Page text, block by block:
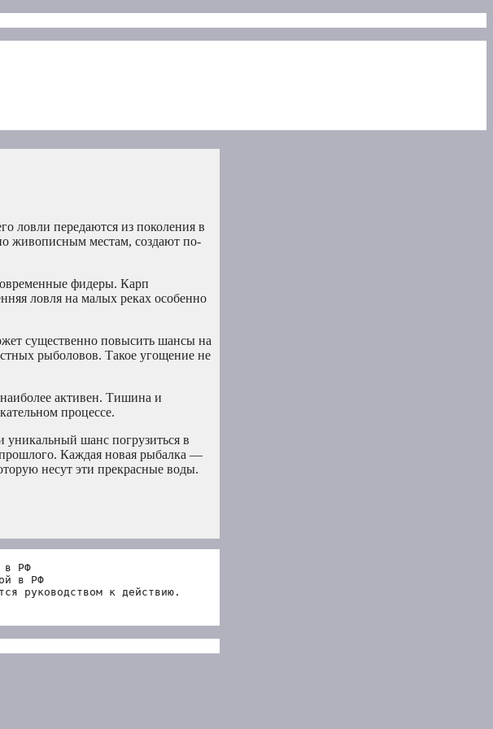
ловли передаются из поколения в
живописным местам, создают по-
фидеры. Карп
ловля на малых реках особенно
существенно повысить шансы на
рыболовов. Такое угощение не
активен. Тишина и
процессе.
шанс погрузиться в
Каждая новая рыбалка —
несут эти прекрасные воды.
в РФ
в РФ
руководством к действию.